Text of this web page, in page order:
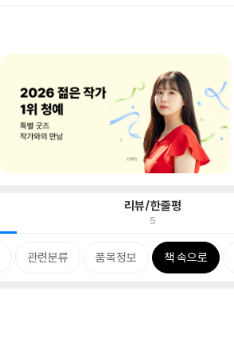
리뷰/한줄평
5
관련분류 품목정보 책 속으로